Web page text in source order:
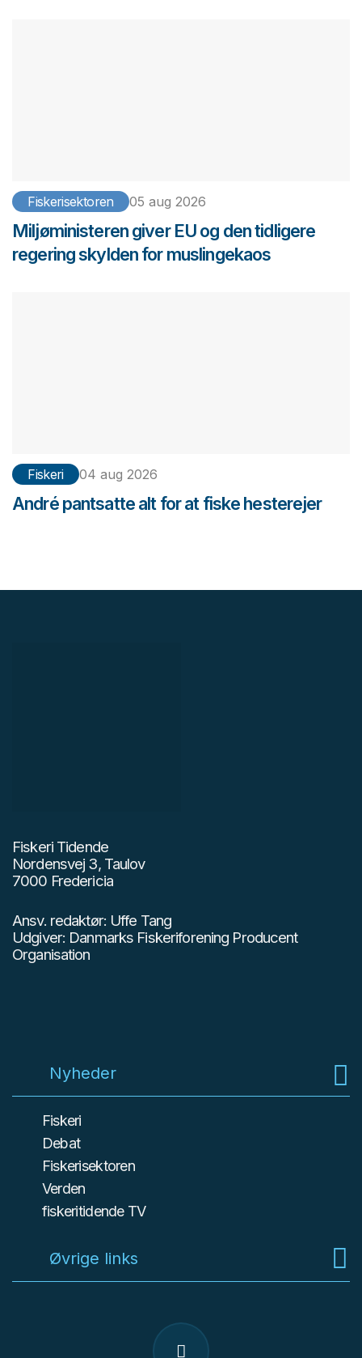
Fiskerisektoren 05 aug 2026
Miljøministeren giver EU og den tidligere
regering skylden for muslingekaos
Fiskeri 04 aug 2026
André pantsatte alt for at fiske hesterejer
Fiskeri Tidende
Nordensvej 3, Taulov
7000 Fredericia
Ansv. redaktør: Uffe Tang
Udgiver: Danmarks Fiskeriforening Producent
Organisation
Nyheder
Fiskeri
Debat
Fiskerisektoren
Verden
fiskeritidende TV
Øvrige links